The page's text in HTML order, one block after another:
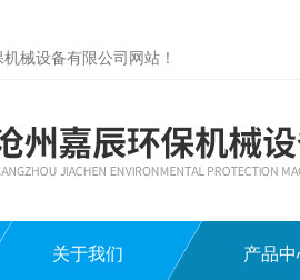
械设备有限公司网站！
关于我们 产品中